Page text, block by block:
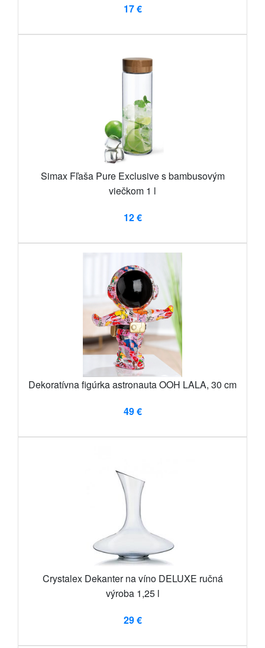
17 €
Simax Fľaša Pure Exclusive s bambusovým
viečkom 1 l
12 €
Dekoratívna figúrka astronauta OOH LALA, 30 cm
49 €
Crystalex Dekanter na víno DELUXE ručná
výroba 1,25 l
29 €